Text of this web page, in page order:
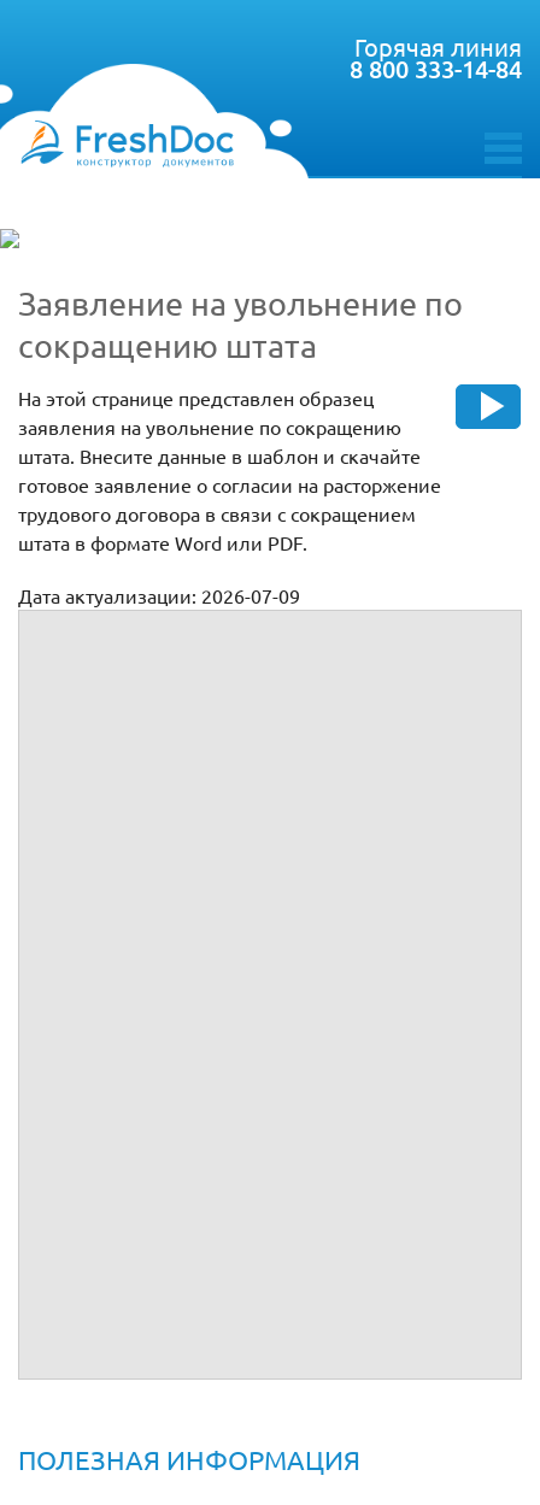
toggle
Горячая линия
8 800 333-14-84
Заявление на увольнение по
сокращению штата
На этой странице представлен образец
заявления на увольнение по сокращению
штата. Внесите данные в шаблон и скачайте
готовое заявление о согласии на расторжение
трудового договора в связи с сокращением
штата в формате Word или PDF.
Дата актуализации: 2026-07-09
ПОЛЕЗНАЯ ИНФОРМАЦИЯ